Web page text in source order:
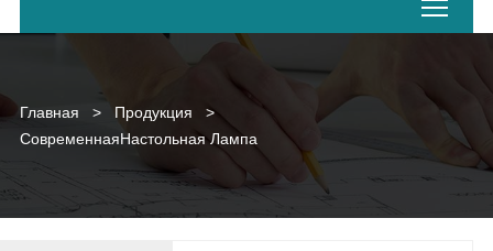
Главная > Продукция
>
СовременнаяНастольная Лампа